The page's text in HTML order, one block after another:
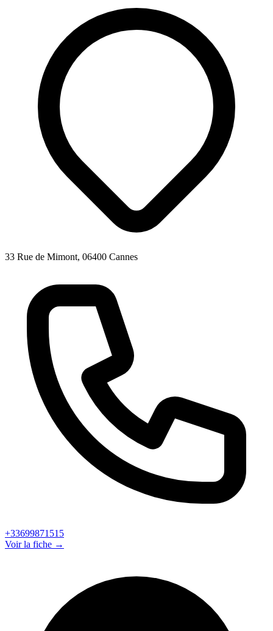
33 Rue de Mimont, 06400 Cannes
+33699871515
Voir la fiche →